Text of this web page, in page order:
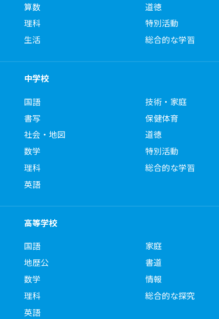
算数
理科
生活
道徳
特別活動
総合的な学習
中学校
国語
書写
社会・地図
数学
理科
英語
技術・家庭
保健体育
道徳
特別活動
総合的な学習
高等学校
国語
地歴公
数学
理科
英語
家庭
書道
情報
総合的な探究